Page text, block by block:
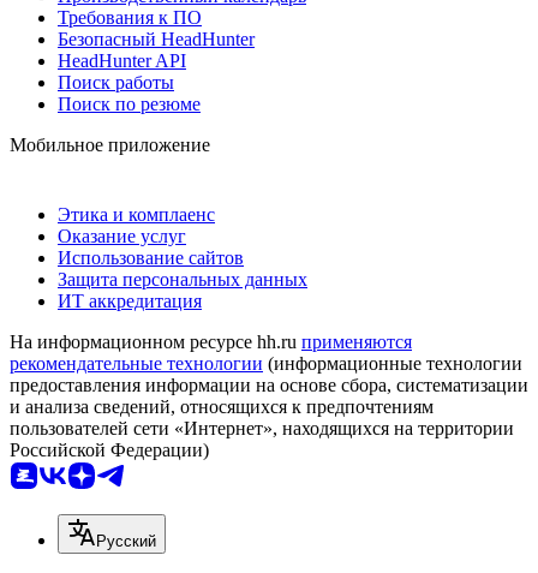
Требования к ПО
Безопасный HeadHunter
HeadHunter API
Поиск работы
Поиск по резюме
Мобильное приложение
Этика и комплаенс
Оказание услуг
Использование сайтов
Защита персональных данных
ИТ аккредитация
На информационном ресурсе hh.ru применяются
рекомендательные технологии (информационные технологии
предоставления информации на основе сбора, систематизации
и анализа сведений, относящихся к предпочтениям
пользователей сети «Интернет», находящихся на территории
Российской Федерации)
Русский